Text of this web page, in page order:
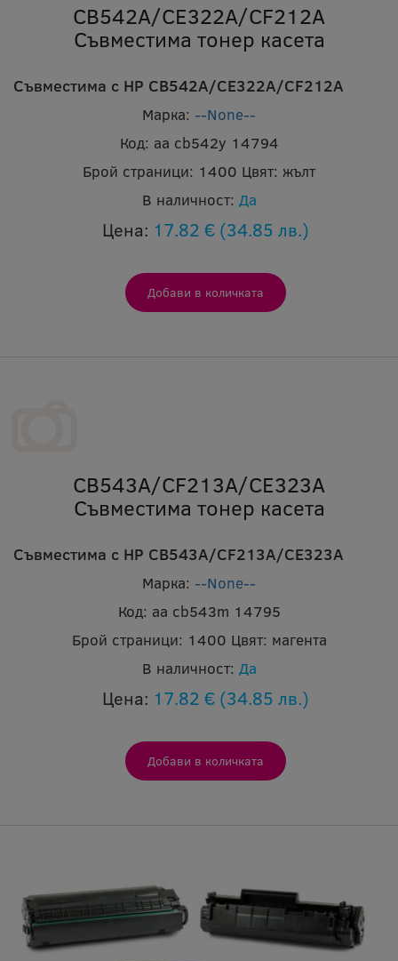
CB542A/CE322A/CF212A
Съвместима тонер касета
Съвместима с HP CB542A/CE322A/CF212A
Марка: --None--
Код: aa cb542y 14794
Брой страници: 1400 Цвят: жълт
В наличност: Да
Цена: 17.82 € (34.85 лв.)
CB543A/CF213A/CE323A
Съвместима тонер касета
Съвместима с HP CB543A/CF213A/CE323A
Марка: --None--
Код: aa cb543m 14795
Брой страници: 1400 Цвят: магента
В наличност: Да
Цена: 17.82 € (34.85 лв.)